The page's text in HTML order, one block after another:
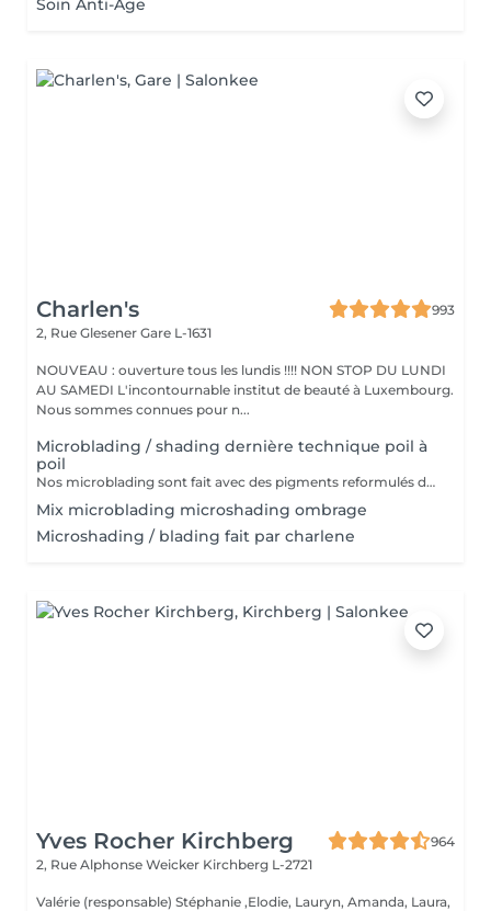
Soin Anti-Âge
Charlen's
993
2, Rue Glesener Gare L-1631
NOUVEAU : ouverture tous les lundis !!!! NON STOP DU LUNDI
AU SAMEDI L'incontournable institut de beauté à Luxembourg.
Nous sommes connues pour n...
Microblading / shading dernière technique poil à
poil
Nos microblading sont fait avec des pigments reformulés depuis la loi du 4 janvier 2022 faites nous confiance nous travaillons avec les meilleures marques sur le marché ne vous inquiétez pas pour la couleur et technique on regardera ensemble sur place :) l'épilation au fil est incluse
Mix microblading microshading ombrage
Microshading / blading fait par charlene
Yves Rocher Kirchberg
964
2, Rue Alphonse Weicker Kirchberg L-2721
Valérie (responsable) Stéphanie ,Elodie, Lauryn, Amanda, Laura,